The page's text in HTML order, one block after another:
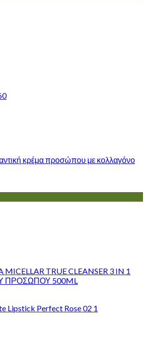
κρέμα προσώπου με κολλαγόνο
TRUE CLEANSER 3 IN 1
ΠΡΟΣΩΠΟΥ 500ML